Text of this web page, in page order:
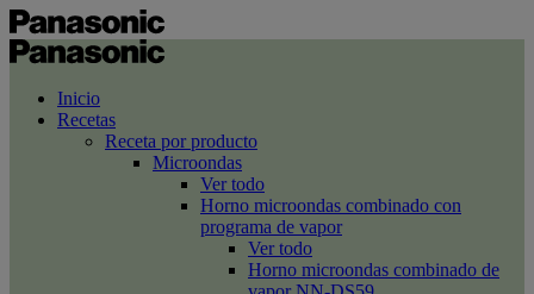
Inicio
Recetas
Receta por producto
Microondas
Ver todo
Horno microondas combinado con
programa de vapor
Ver todo
Horno microondas combinado de